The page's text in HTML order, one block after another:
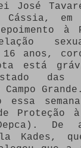
José
em
anos,
está
das
Grande.
Proteção
De
Kades,